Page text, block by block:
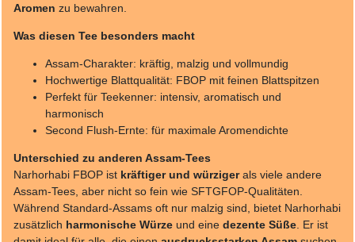
Aromen zu bewahren.
Was diesen Tee besonders macht
Assam-Charakter: kräftig, malzig und vollmundig
Hochwertige Blattqualität: FBOP mit feinen Blattspitzen
Perfekt für Teekenner: intensiv, aromatisch und
harmonisch
Second Flush-Ernte: für maximale Aromendichte
Unterschied zu anderen Assam-Tees
Narhorhabi FBOP ist kräftiger und würzigerals viele andere
Assam-Tees, aber nicht so fein wie SFTGFOP-Qualitäten.
Während Standard-Assams oft nur malzig sind, bietet Narhorhabi
zusätzlich harmonische Würze und eine dezente Süße . Er ist